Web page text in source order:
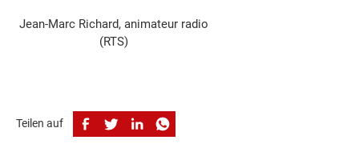
Jean-Marc Richard, animateur radio
(RTS)
Teilen auf